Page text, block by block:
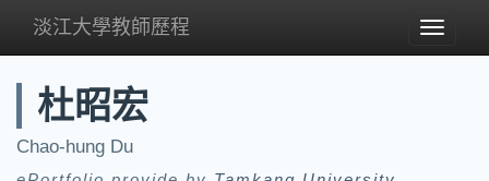
Toggle
淡江大學教師歷程
杜昭宏
Chao-hung Du